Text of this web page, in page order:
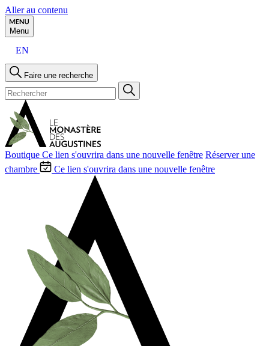
Aller au contenu
Menu
EN
Faire une recherche
Boutique Ce lien s'ouvrira dans une nouvelle fenêtre Réserver une
chambre
Ce lien s'ouvrira dans une nouvelle fenêtre